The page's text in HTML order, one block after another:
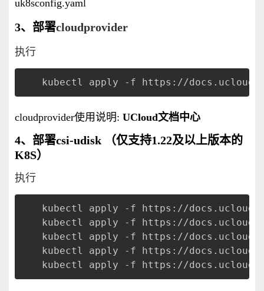
uk8sconfig.yaml
3、部署cloudprovider
执行
kubectl apply -f https://
cloudprovider使用说明: UCloud文档中心
4、部署csi-udisk （仅支持1.22及以上版本的
K8S）
执行
kubectl apply -f https://
kubectl apply -f https://
kubectl apply -f https://
kubectl apply -f https://
kubectl apply -f https://